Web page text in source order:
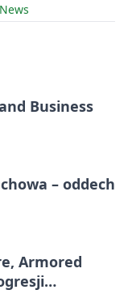
Business
– oddech
Armored